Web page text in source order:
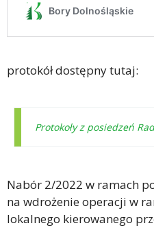
protokół dostępny tutaj:
Protokoły z posiedzeń
Nabór 2/2022 w ramach
na wdrożenie operacji w
lokalnego kierowanego